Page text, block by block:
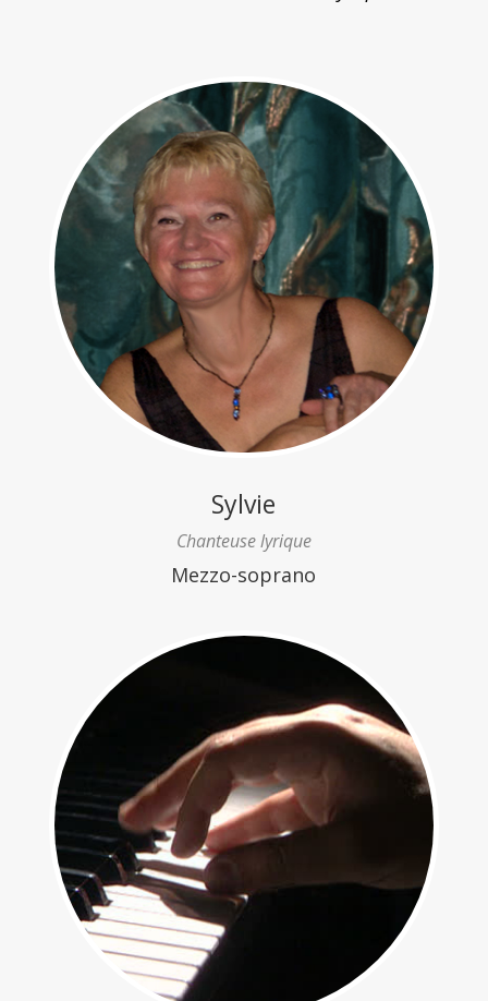
Sylvie
Chanteuse lyrique
Mezzo-soprano